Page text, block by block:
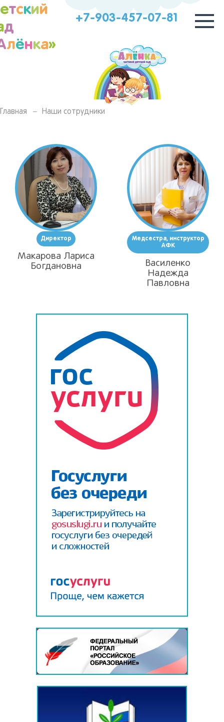
етский
д
лёнка»
+7-903-457-07-81
Главная Наши сотрудники
Директор
Макарова Лариса
Богдановна
Медсестра, инструктор
АФК
Василенко
Надежда
Павловна